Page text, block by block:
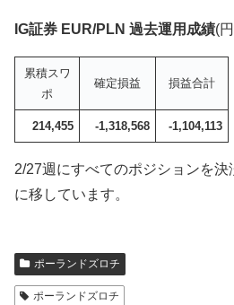
IG証券 EUR/PLN 過去運用成績(
累積スワ
ポ
確定損益 損益合計
214,455 -1,318,568 -1,104,113
2/27週にすべてのポジションを
に移しています。
ポーランドズロチ
ポーランドズロチ